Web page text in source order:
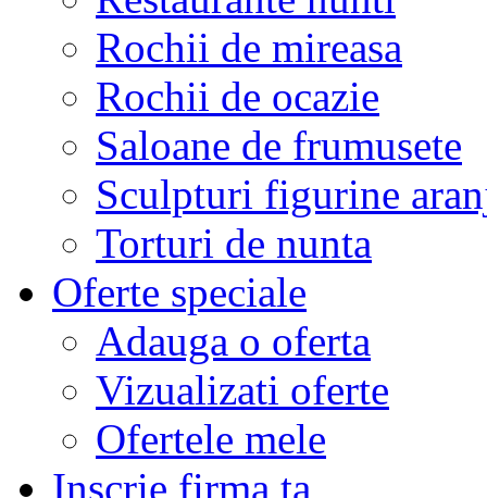
Rochii de mireasa
Rochii de ocazie
Saloane de frumusete
Sculpturi figurine
Torturi de nunta
Oferte speciale
Adauga o oferta
Vizualizati oferte
Ofertele mele
Inscrie firma ta